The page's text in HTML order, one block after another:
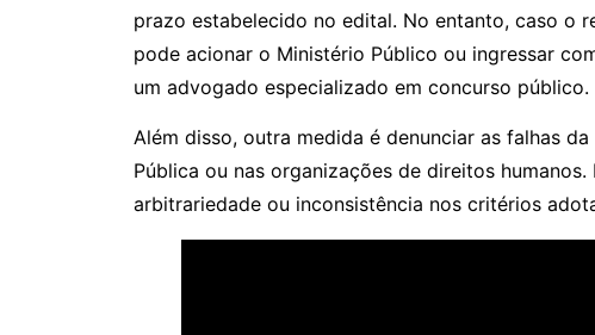
prazo estabelecido no edital. No entanto, caso o
pode acionar o Ministério Público ou ingressar
um advogado especializado em concurso público.
Além disso, outra medida é denunciar as falhas
Pública ou nas organizações de direitos
arbitrariedade ou inconsistência nos critérios